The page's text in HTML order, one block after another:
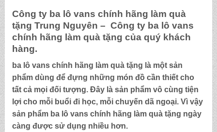
Công ty ba lô vans chính hãng làm quà
tặng Trung Nguyên – Công ty ba lô vans
chính hãng làm quà tặng của quý khách
hàng.
ba lô vans chính hãng làm quà tặng là một sản
phẩm dùng để đựng những món đồ cần thiết cho
tất cả mọi đối tượng. Đây là sản phẩm vô cùng tiện
lợi cho mỗi buổi đi học, mỗi chuyến dã ngoại. Vì vậy
sản phẩm ba lô vans chính hãng làm quà tặng ngày
càng được sử dụng nhiều hơn.